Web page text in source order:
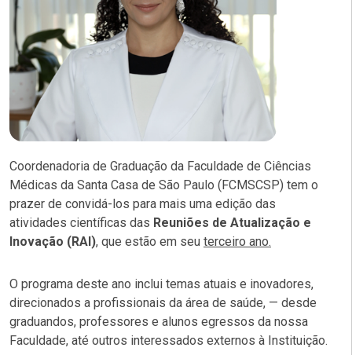
Coordenadoria de Graduação da Faculdade de Ciências
Médicas da Santa Casa de São Paulo (FCMSCSP) tem o
prazer de convidá-los para mais uma edição das
atividades científicas das Reuniões de Atualização e
Inovação (RAI), que estão em seu terceiro ano.
O programa deste ano inclui temas atuais e inovadores,
direcionados a profissionais da área de saúde, — desde
graduandos, professores e alunos egressos da nossa
Faculdade, até outros interessados externos à Instituição.